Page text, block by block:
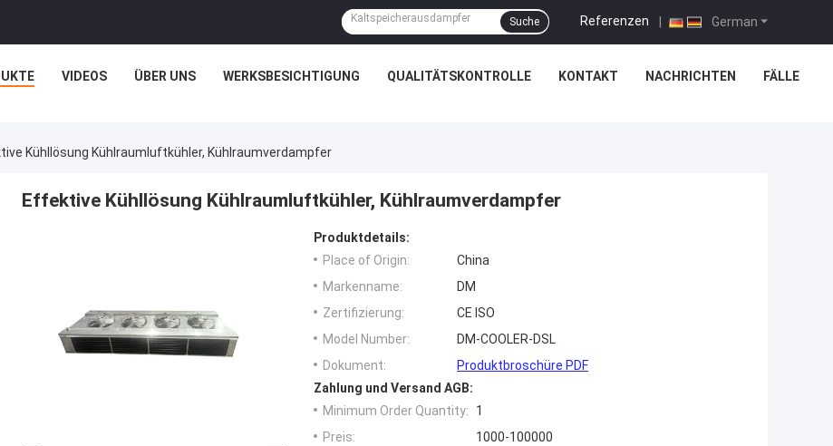
German
Referenzen |
Suche
VIDEOS ÜBER UNS WERKSBESICHTIGUNG QUALITÄTSKONTROLLE KONTAKT NACHRICHTEN FÄLLE
Kühllösung Kühlraumluftkühler, Kühlraumverdampfer
Effektive Kühllösung Kühlraumluftkühler, Kühlraumverdampfer
Produktdetails:
Place of Origin:
China
Markenname:
DM
Zertifizierung:
CE ISO
Model Number:
DM-COOLER-DSL
Dokument:
Produktbroschüre PDF
Zahlung und Versand AGB:
Minimum Order Quantity:
1
Preis:
1000-100000